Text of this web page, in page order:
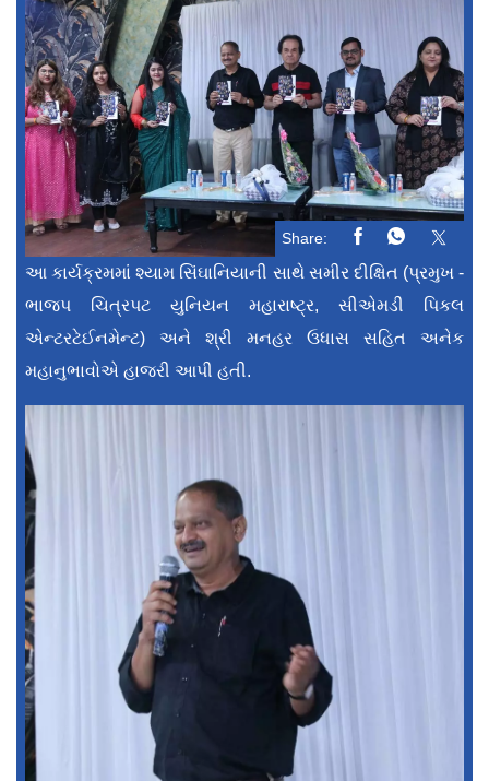
Share:
આ કાર્યક્રમમાં શ્યામ સિંઘાનિયાની સાથે સમીર દીક્ષિત (પ્રમુખ -
ભાજપ ચિત્રપટ યુનિયન મહારાષ્ટ્ર, સીએમડી પિકલ
એન્ટરટેઈનમેન્ટ) અને શ્રી મનહર ઉધાસ સહિત અનેક
મહાનુભાવોએ હાજરી આપી હતી.